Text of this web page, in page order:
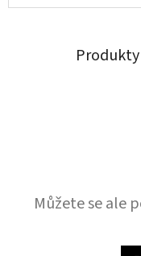
Můžete se ale